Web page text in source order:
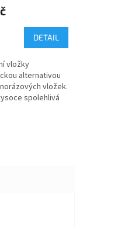
DETAIL
vložky
alternativou
vložek.
spolehlivá
díky savému